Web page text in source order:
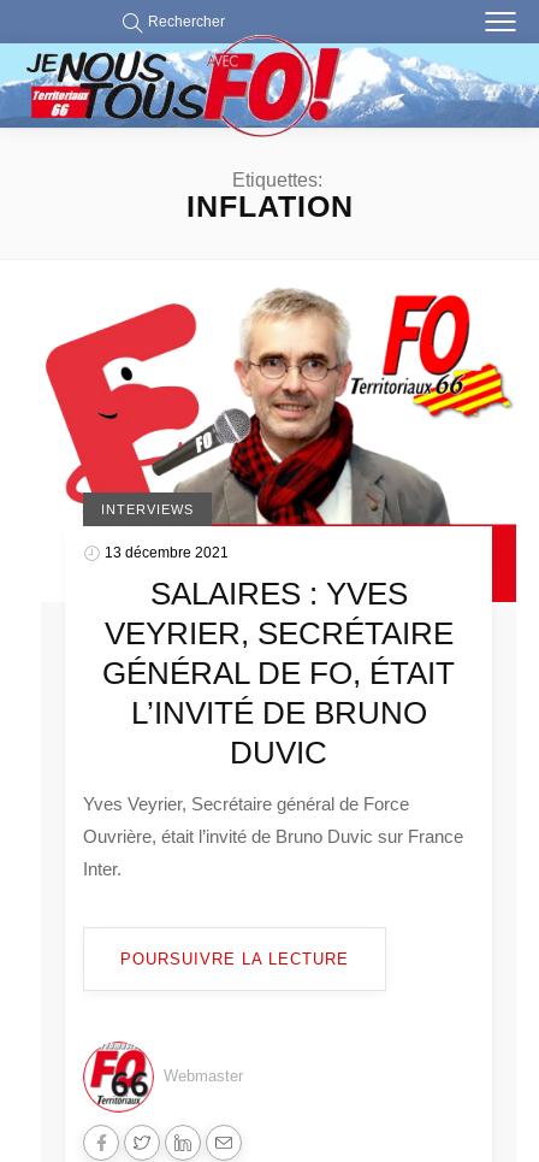
Rechercher
Etiquettes:
INFLATION
INTERVIEWS
13 décembre 2021
SALAIRES : YVES
VEYRIER, SECRÉTAIRE
GÉNÉRAL DE FO, ÉTAIT
L’INVITÉ DE BRUNO
DUVIC
Yves Veyrier, Secrétaire général de Force
Ouvrière, était l’invité de Bruno Duvic sur France
Inter.
POURSUIVRE LA LECTURE
Webmaster